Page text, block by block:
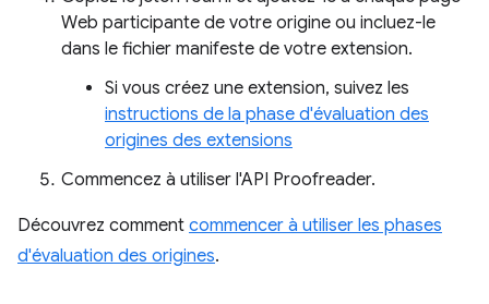
Web participante de votre origine ou incluez-le
dans le fichier manifeste de votre extension.
Si vous créez une extension, suivez les
instructions de la phase d'évaluation des
origines des extensions
Commencez à utiliser l'API Proofreader.
Découvrez comment commencer à utiliser les phases
d'évaluation des origines.